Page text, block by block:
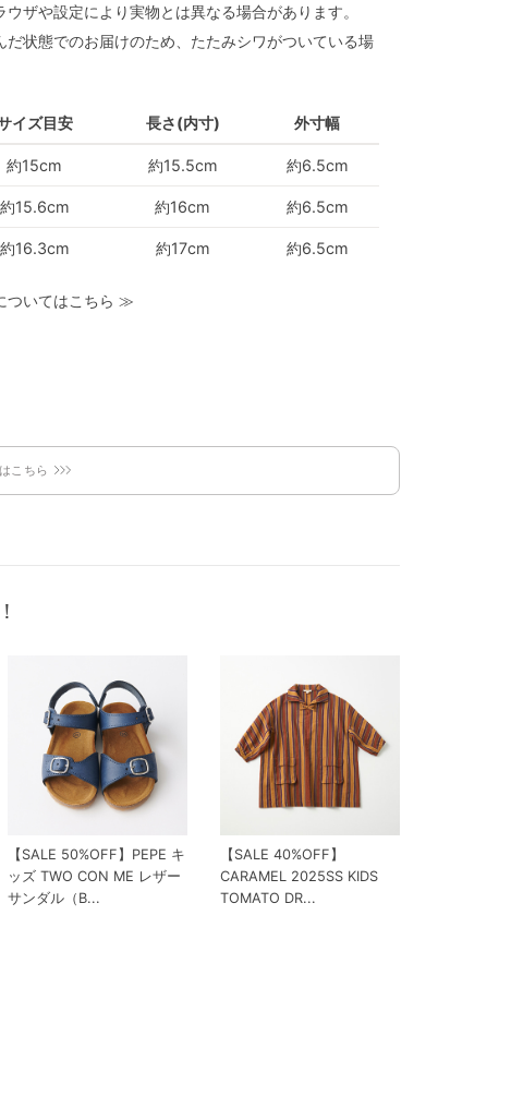
ウザや設定により実物とは異なる場合があります。
だ状態でのお届けのため、たたみシワがついている場
イズ目安 長さ(内寸) 外寸幅
約15cm 約15.5cm 約6.5cm
約15.6cm 約16cm 約6.5cm
約16.3cm 約17cm 約6.5cm
ついてはこちら ≫
こちら
【SALE 50%OFF】PEPE キ
ッズ TWO CON ME レザー
サンダル（B...
【SALE 40%OFF】
CARAMEL 2025SS KIDS
TOMATO DR...